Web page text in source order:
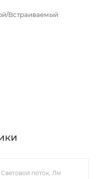
Встраиваемый
Световой поток, Лм